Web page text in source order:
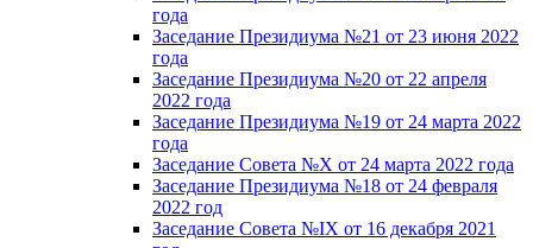
года
Заседание Президиума №21 от 23 июня 2022
года
Заседание Президиума №20 от 22 апреля
2022 года
Заседание Президиума №19 от 24 марта 2022
года
Заседание Совета №X от 24 марта 2022 года
Заседание Президиума №18 от 24 февраля
2022 год
Заседание Совета №IX от 16 декабря 2021